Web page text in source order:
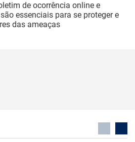
de ocorrência online e
essenciais para se proteger e
das ameaças